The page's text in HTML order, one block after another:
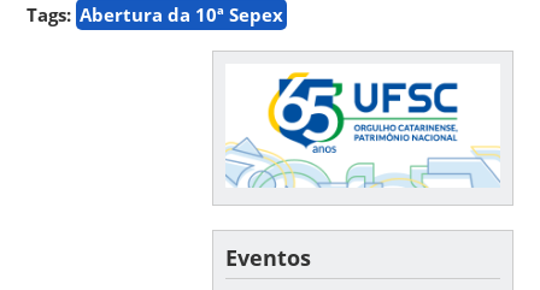
Tags: Abertura da 10ª Sepex
Eventos